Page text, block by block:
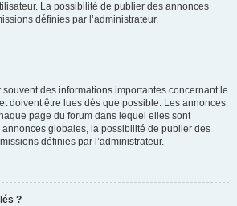
La possibilité de publier des annonces
définies par l’administrateur.
des informations importantes concernant le
doivent être lues dès que possible. Les annonces
page du forum dans lequel elles sont
globales, la possibilité de publier des
définies par l’administrateur.
?